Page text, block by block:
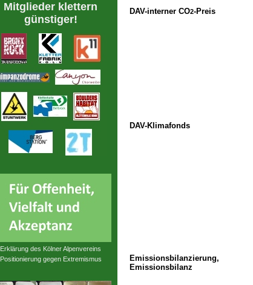
Mitglieder klettern
günstiger!
Erklärung des Kölner Alpenvereins
Positionierung gegen Extremismus
DAV-interner CO2-Preis
DAV-Klimafonds
Emissionsbilanzierung,
Emissionsbilanz